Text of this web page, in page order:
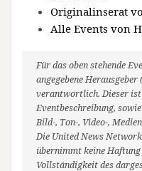
Originalinserat
Alle Events von
Für das oben stehende
angegebene
verantwortlich. Dieser ist
Eventbeschreibung,
Bild-, Ton-, Video-,
Die United News
übernimmt keine
Vollständigkeit des